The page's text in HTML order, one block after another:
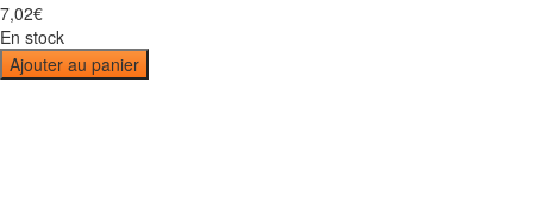
7,02€
En stock
Ajouter au panier